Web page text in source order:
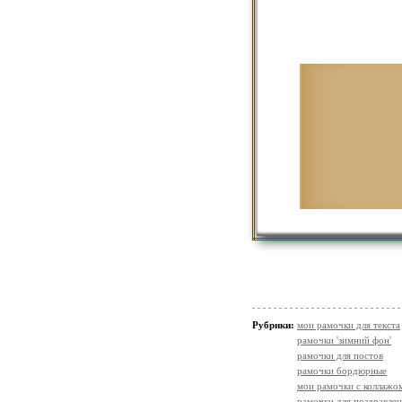
Рубрики: мои рамочки для текста
рамочки 'зимний фон'
рамочки для постов
рамочки бордюрные
мои рамочки с